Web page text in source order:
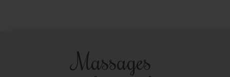
Massages